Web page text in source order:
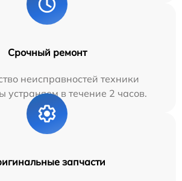
Срочный ремонт
неисправностей техники
устраняем в течение 2 часов.
запчасти